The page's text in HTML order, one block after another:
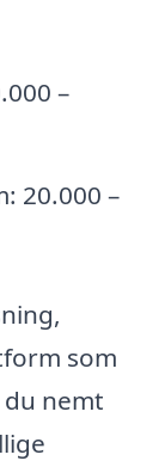
–
20.000 –
som
nemt